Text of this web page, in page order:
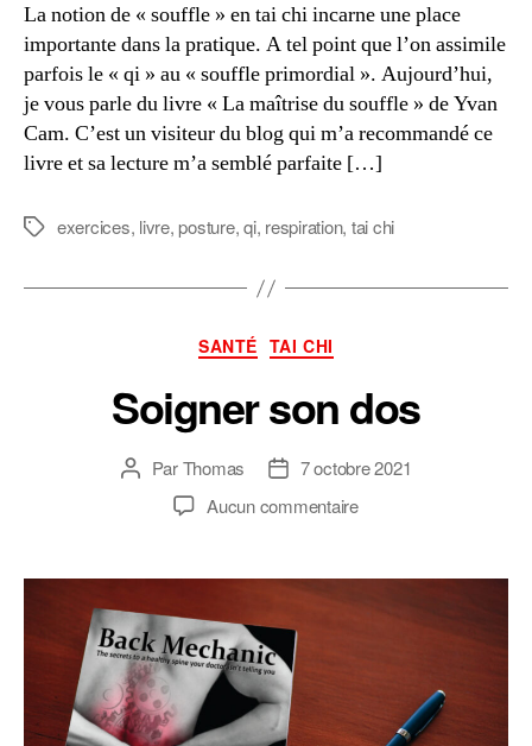
La notion de « souffle » en tai chi incarne une place
importante dans la pratique. A tel point que l’on assimile
parfois le « qi » au « souffle primordial ». Aujourd’hui,
je vous parle du livre « La maîtrise du souffle » de Yvan
Cam. C’est un visiteur du blog qui m’a recommandé ce
livre et sa lecture m’a semblé parfaite […]
Étiquettes
exercices, livre,posture,qi, respiration, tai chi
Catégories
SANTÉ TAI CHI
Soigner son dos
Auteur
l’article
ParThomas
Date
l’article
7 octobre 2021
Aucun commentairesur
dos